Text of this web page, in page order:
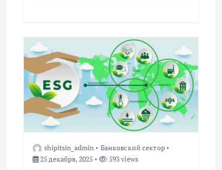
shipitsin_admin
Банковский сектор
25 декабря, 2025
593 views